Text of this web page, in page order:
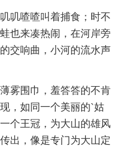
叽喳喳叫着捕食；时不
也来凑热闹，在河岸旁
交响曲，小河的流水声
雾围巾，羞答答的不肯
，如同一个美丽的`姑
个王冠，为大山的雄风
出，像是专门为大山定